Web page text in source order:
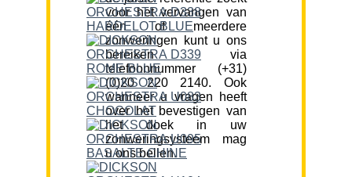
voor het vervangen van
één of meerdere
zonweringen kunt u ons
bereiken via
telefoonnummer (+31)
(0)20 220 2140. Ook
wanneer u vragen heeft
over het bevestigen van
het doek in uw
zonweringsysteem mag
u ons bellen.